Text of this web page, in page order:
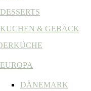
DESSERTS
KUCHEN & GEBÄCK
EUROPA
DÄNEMARK